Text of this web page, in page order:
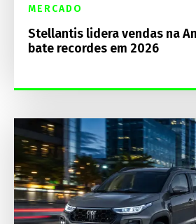
MERCADO
Stellantis lidera vendas na
bate recordes em 2026